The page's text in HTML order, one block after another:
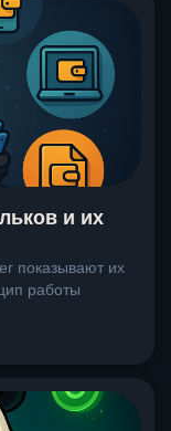
и их
показывают их
работы